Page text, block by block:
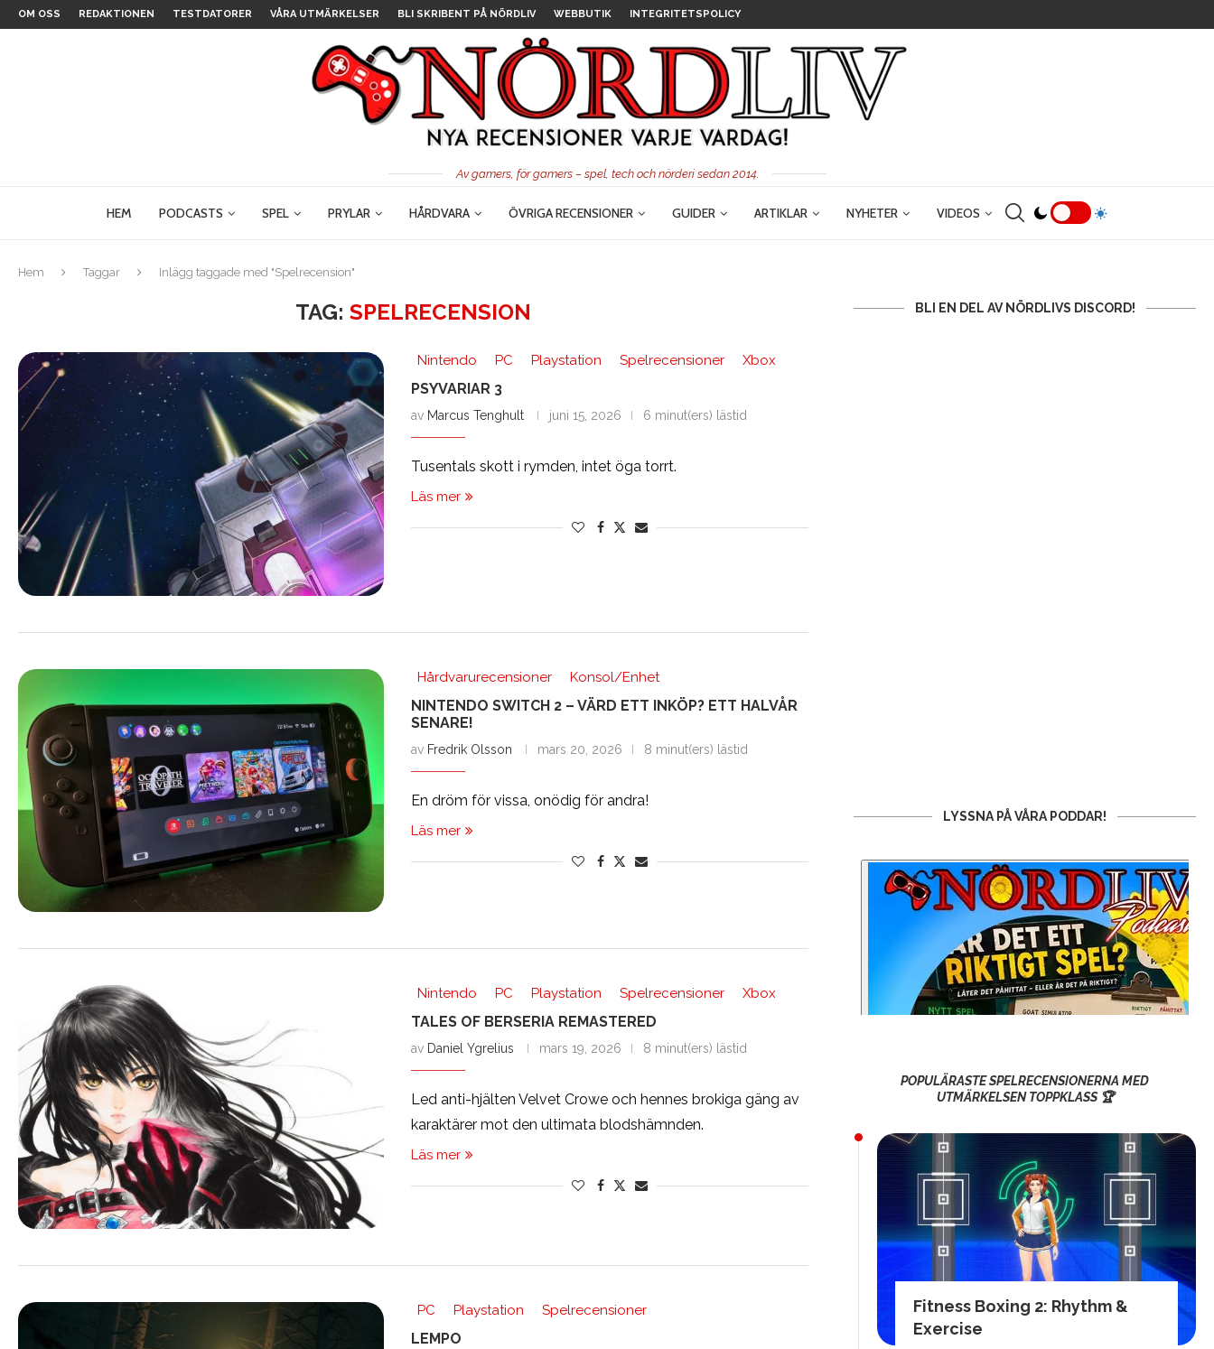
OM OSS REDAKTIONEN TESTDATORER VÅRA UTMÄRKELSER BLI SKRIBENT PÅ NÖRDLIV WEBBUTIK INTEGRITETSPOLICY
Av gamers, för gamers – spel, tech och nörderi sedan 2014.
HEM PODCASTS SPEL PRYLAR HÅRDVARA ÖVRIGA RECENSIONER GUIDER ARTIKLAR NYHETER VIDEOS
Hem Taggar Inlägg taggade med "Spelrecension"
TAG:SPELRECENSION
Nintendo PC Playstation Spelrecensioner Xbox
PSYVARIAR 3
av Marcus Tenghult juni 15, 2026 6 minut(ers) lästid
Tusentals skott i rymden, intet öga torrt.
Läs mer
Hårdvarurecensioner Konsol/Enhet
NINTENDO SWITCH 2 – VÄRD ETT INKÖP? ETT HALVÅR
SENARE!
av Fredrik Olsson mars 20, 2026 8 minut(ers) lästid
En dröm för vissa, onödig för andra!
Läs mer
Nintendo PC Playstation Spelrecensioner Xbox
TALES OF BERSERIA REMASTERED
av Daniel Ygrelius mars 19, 2026 8 minut(ers) lästid
Led anti-hjälten Velvet Crowe och hennes brokiga gäng av
karaktärer mot den ultimata blodshämnden.
Läs mer
PC Playstation Spelrecensioner
LEMPO
BLI EN DEL AV NÖRDLIVS DISCORD!
LYSSNA PÅ VÅRA PODDAR!
POPULÄRASTE SPELRECENSIONERNA MED
UTMÄRKELSEN TOPPKLASS 🏆
Fitness Boxing 2: Rhythm &
Exercise